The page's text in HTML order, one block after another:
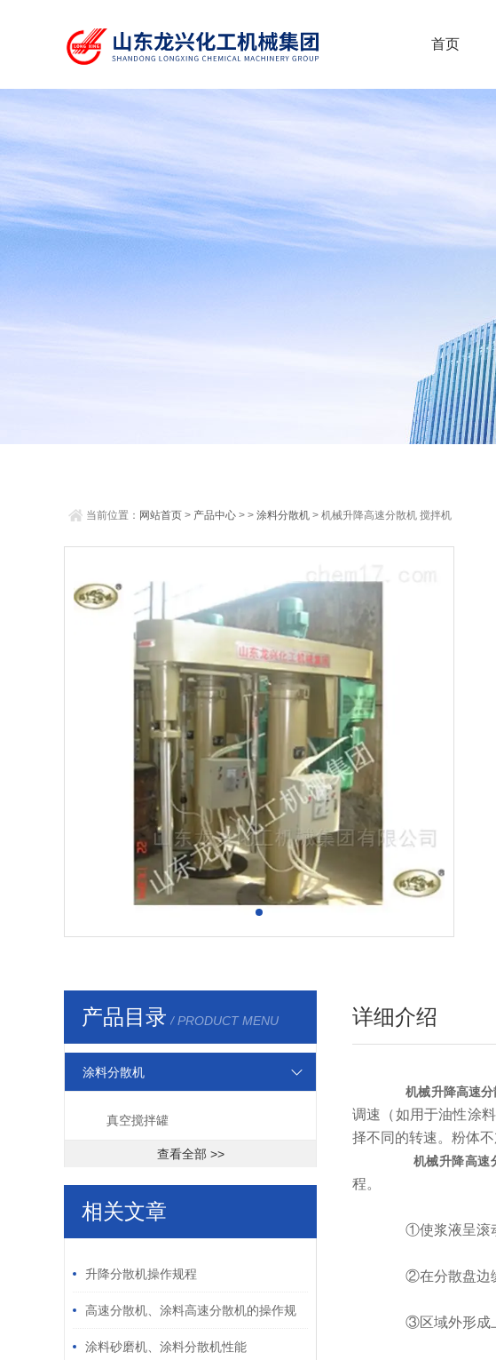
首页
当前位置： 网站首页 > 产品中心 > > 涂料分散机 > 机械升降高速分散机 搅拌机
产品目录 / PRODUCT MENU
涂料分散机
真空搅拌罐
查看全部 >>
相关文章
升降分散机操作规程
高速分散机、涂料高速分散机的操作规
程和维护保养
涂料砂磨机、涂料分散机性能
详细介绍
机械升降高速
调速（如用于油性涂
择不同的转速。粉体
机械升降高速
程。
①使浆液呈滚动
②在分散盘边缘
③区域外形成上